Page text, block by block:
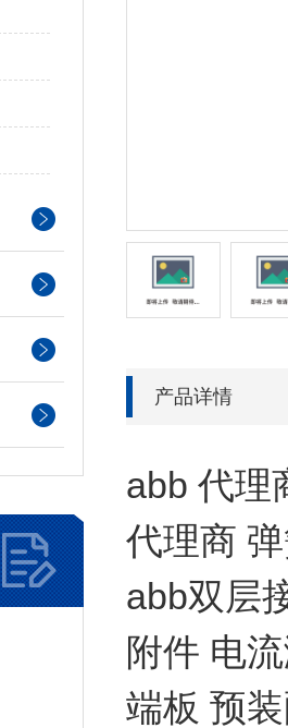
产品详情
abb 代理
代理商
abb双层
附件 电
端板 预